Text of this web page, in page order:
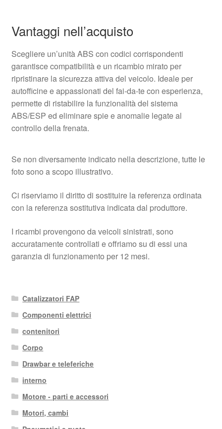
Vantaggi nell’acquisto
Scegliere un’unità ABS con codici corrispondenti
garantisce compatibilità e un ricambio mirato per
ripristinare la sicurezza attiva del veicolo. Ideale per
autofficine e appassionati del fai‑da‑te con esperienza,
permette di ristabilire la funzionalità del sistema
ABS/ESP ed eliminare spie e anomalie legate al
controllo della frenata.
Se non diversamente indicato nella descrizione, tutte le
foto sono a scopo illustrativo.
Ci riserviamo il diritto di sostituire la referenza ordinata
con la referenza sostitutiva indicata dal produttore.
I ricambi provengono da veicoli sinistrati, sono
accuratamente controllati e offriamo su di essi una
garanzia di funzionamento per 12 mesi.
Catalizzatori FAP
Componenti elettrici
contenitori
Corpo
Drawbar e teleferiche
interno
Motore - parti e accessori
Motori, cambi